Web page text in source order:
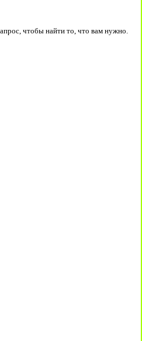
чтобы найти то, что вам нужно.